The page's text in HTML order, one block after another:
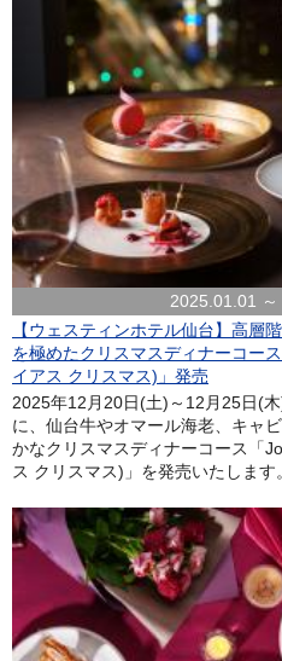
2025.01.01
【ウェスティンホテル仙台】高層
を極めたクリスマスディナーコー
イアス クリスマス)」発売
2025年12月20日(土)～12月25日(
に、仙台牛やオマール海老、キャ
かなクリスマスディナーコース「
ス クリスマス)」を発売いたします